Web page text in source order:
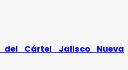
Cártel Jalisco Nueva